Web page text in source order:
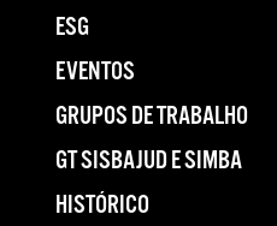
ESG
EVENTOS
GRUPOS DE TRABALHO
GT SISBAJUD E SIMBA
HISTÓRICO